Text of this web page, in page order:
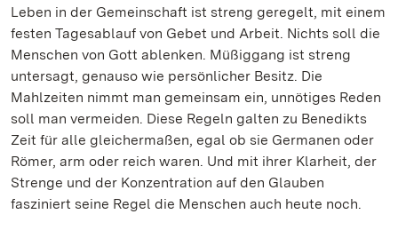
Leben in der Gemeinschaft ist streng geregelt, mit einem
festen Tagesablauf von Gebet und Arbeit. Nichts soll die
Menschen von Gott ablenken. Müßiggang ist streng
untersagt, genauso wie persönlicher Besitz. Die
Mahlzeiten nimmt man gemeinsam ein, unnötiges Reden
soll man vermeiden. Diese Regeln galten zu Benedikts
Zeit für alle gleichermaßen, egal ob sie Germanen oder
Römer, arm oder reich waren. Und mit ihrer Klarheit, der
Strenge und der Konzentration auf den Glauben
fasziniert seine Regel die Menschen auch heute noch.